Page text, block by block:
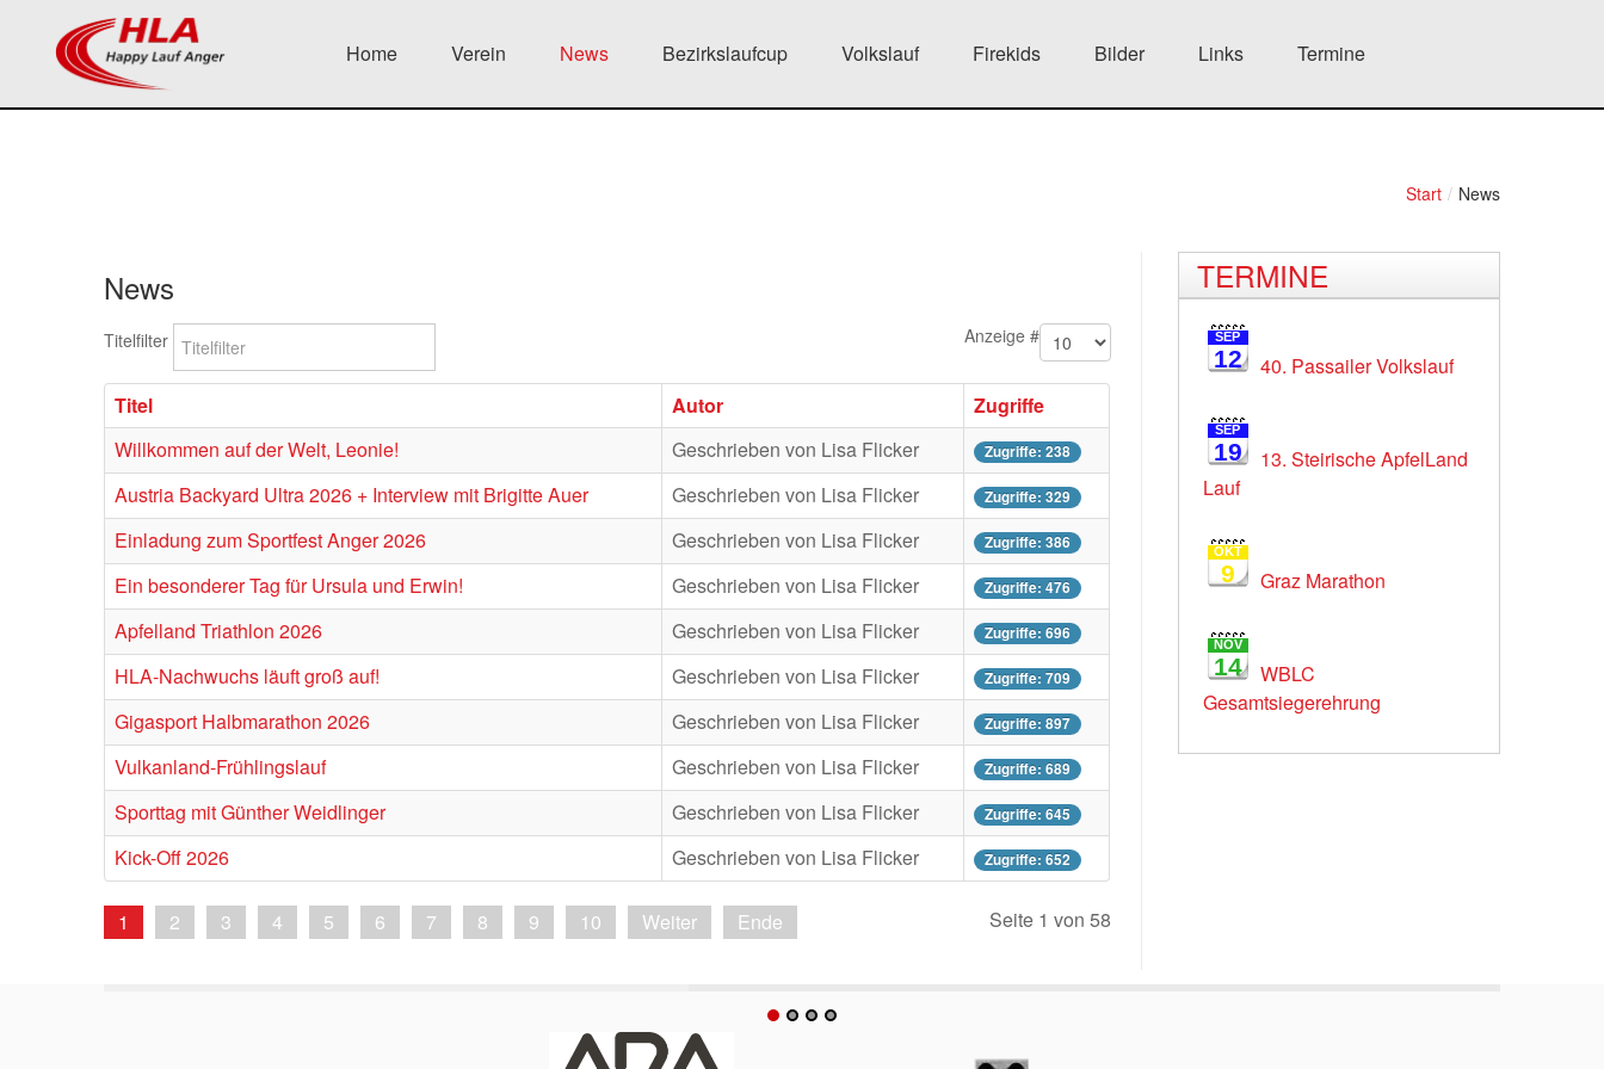
Home Verein News Bezirkslaufcup Volkslauf Firekids Bilder Links Termine
Start / News
News
Titelfilter Anzeige #
Titel Autor
Zugriffe
Willkommen auf der Welt, Leonie!
Geschrieben von Lisa Flicker Zugriffe: 238
Austria Backyard Ultra 2026 + Interview mit Brigitte Auer Geschrieben von Lisa Flicker Zugriffe: 329
Einladung zum Sportfest Anger 2026 Geschrieben von Lisa Flicker Zugriffe: 386
Ein besonderer Tag für Ursula und Erwin! Geschrieben von Lisa Flicker Zugriffe: 476
Apfelland Triathlon 2026 Geschrieben von Lisa Flicker Zugriffe: 696
HLA-Nachwuchs läuft groß auf! Geschrieben von Lisa Flicker Zugriffe: 709
Gigasport Halbmarathon 2026 Geschrieben von Lisa Flicker Zugriffe: 897
Vulkanland-Frühlingslauf Geschrieben von Lisa Flicker Zugriffe: 689
Sporttag mit Günther Weidlinger Geschrieben von Lisa Flicker Zugriffe: 645
Kick-Off 2026 Geschrieben von Lisa Flicker Zugriffe: 652
Seite 1 von 58
1 2 3 4 5 6 7 8 9 10 Weiter Ende
TERMINE
SEP
12 40. Passailer Volkslauf
SEP
19
13. Steirische ApfelLand
Lauf
OKT
9 Graz Marathon
NOV
14
WBLC
Gesamtsiegerehrung